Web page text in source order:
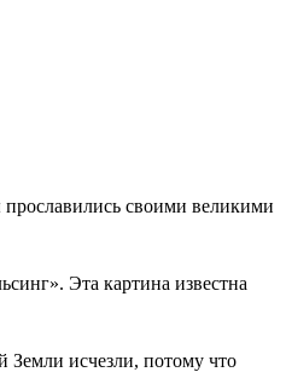
своими великими
Эта картина известна
Земли исчезли, потому что